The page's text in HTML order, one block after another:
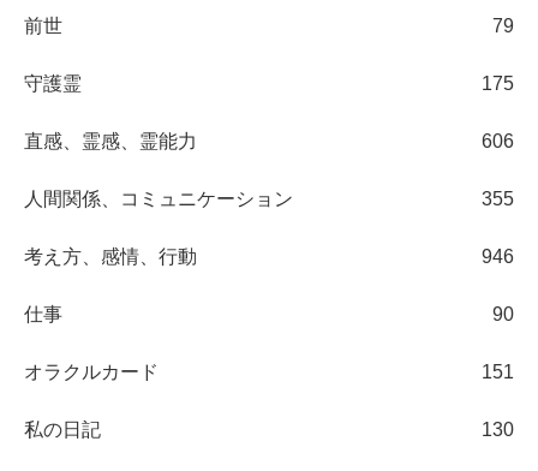
前世 79
守護霊 175
直感、霊感、霊能力 606
人間関係、コミュニケーション 355
考え方、感情、行動 946
仕事 90
オラクルカード 151
私の日記 130